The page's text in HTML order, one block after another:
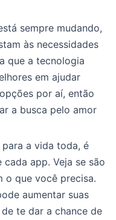
sempre mudando,
às necessidades
que a tecnologia
em ajudar
por aí, então
a busca pelo amor
a vida toda, é
app. Veja se são
o que você precisa.
aumentar suas
te dar a chance de